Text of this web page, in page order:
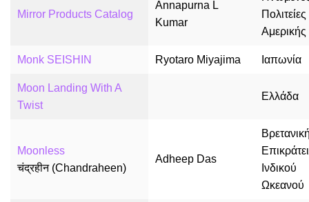
Mirror Products Catalog
Annapurna L
Kumar
Πολιτείες
Αμερικής
Monk SEISHIN Ryotaro Miyajima Ιαπωνία
Moon Landing With A
Twist
Ελλάδα
Moonless
चंद्रहीन (Chandraheen)
Adheep Das
Ινδικού
Ωκεανού